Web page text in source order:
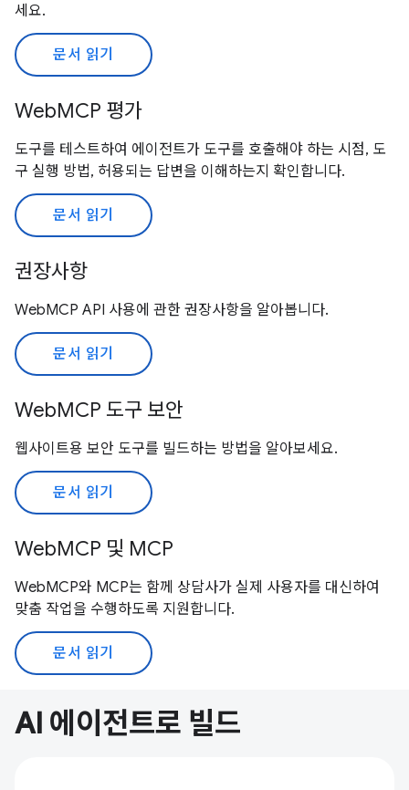
세요.
문서 읽기
WebMCP 평가
도구를 테스트하여 에이전트가 도구를 호출해야 하는 시점, 도
구 실행 방법, 허용되는 답변을 이해하는지 확인합니다.
문서 읽기
권장사항
WebMCP API 사용에 관한 권장사항을 알아봅니다.
문서 읽기
WebMCP 도구 보안
웹사이트용 보안 도구를 빌드하는 방법을 알아보세요.
문서 읽기
WebMCP 및 MCP
WebMCP와 MCP는 함께 상담사가 실제 사용자를 대신하여
맞춤 작업을 수행하도록 지원합니다.
문서 읽기
AI 에이전트로 빌드